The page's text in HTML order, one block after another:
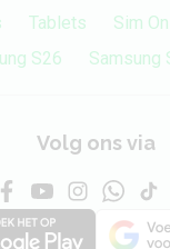
Tablets
Sim
S26
Samsung
Volg ons via